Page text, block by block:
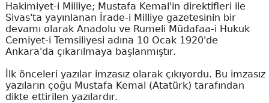
Hakimiyet-i Milliye; Mustafa Kemal'in direktifleri ile
Sivas'ta yayınlanan İrade-i Milliye gazetesinin bir
devamı olarak Anadolu ve Rumeli Müdafaa-i Hukuk
Cemiyet-i Temsiliyesi adına 10 Ocak 1920'de
Ankara'da çıkarılmaya başlanmıştır.
İlk önceleri yazılar imzasız olarak çıkıyordu. Bu imzasız
yazıların çoğu Mustafa Kemal (Atatürk) tarafından
dikte ettirilen yazılardır.